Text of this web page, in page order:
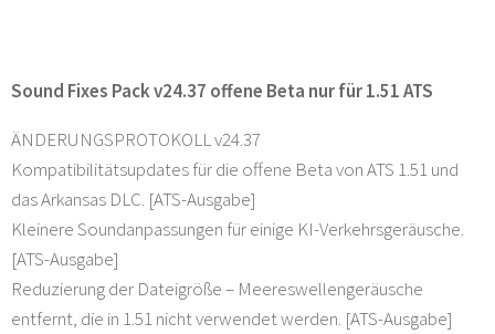
Sound Fixes Pack v24.37 offene Beta nur für 1.51 ATS
ÄNDERUNGSPROTOKOLL v24.37
Kompatibilitätsupdates für die offene Beta von ATS 1.51 und
das Arkansas DLC. [ATS-Ausgabe]
Kleinere Soundanpassungen für einige KI-Verkehrsgeräusche.
[ATS-Ausgabe]
Reduzierung der Dateigröße – Meereswellengeräusche
entfernt, die in 1.51 nicht verwendet werden. [ATS-Ausgabe]